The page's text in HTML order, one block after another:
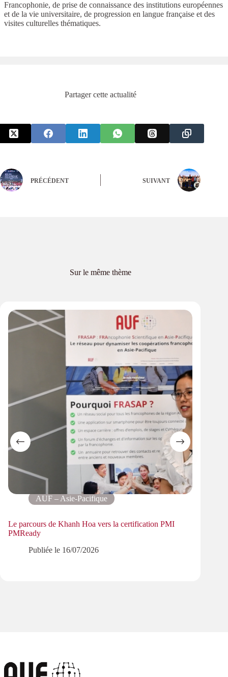
Francophonie, de prise de connaissance des institutions européennes
et de la vie universitaire, de progression en langue française et des
visites culturelles thématiques.
Partager cette actualité
PRÉCÉDENT SUIVANT
Sur le même thème
AUF – Asie-Pacifique
Le parcours de Khanh Hoa vers la certification PMI
PMReady
Publiée le 16/07/2026